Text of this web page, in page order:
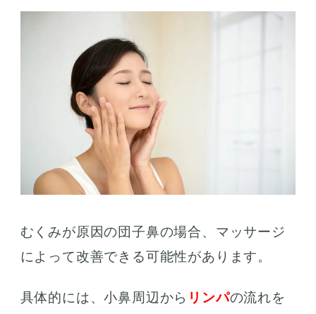
むくみが原因の団子鼻の場合、マッサージ
によって改善できる可能性があります。
具体的には、小鼻周辺から リンパの流れを